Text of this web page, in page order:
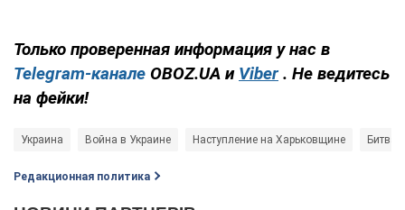
Только проверенная информация у нас в
Telegram-канале OBOZ.UA и Viber . Не ведитесь
на фейки!
Украина Война в Украине Наступление на Харьковщине Битва
Редакционная политика